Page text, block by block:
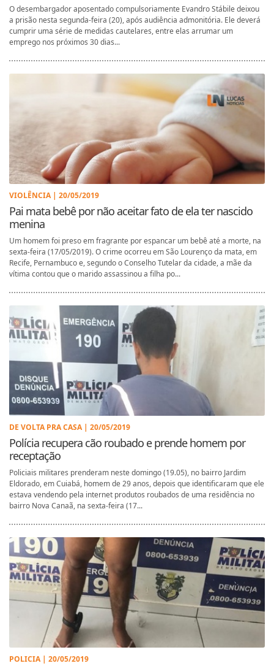
O desembargador aposentado compulsoriamente Evandro Stábile deixou
a prisão nesta segunda-feira (20), após audiência admonitória. Ele deverá
cumprir uma série de medidas cautelares, entre elas arrumar um
emprego nos próximos 30 dias...
VIOLÊNCIA | 20/05/2019
Pai mata bebê por não aceitar fato de ela ter nascido
menina
Um homem foi preso em fragrante por espancar um bebê até a morte, na
sexta-feira (17/05/2019). O crime ocorreu em São Lourenço da mata, em
Recife, Pernambuco e, segundo o Conselho Tutelar da cidade, a mãe da
vítima contou que o marido assassinou a filha po...
DE VOLTA PRA CASA | 20/05/2019
Polícia recupera cão roubado e prende homem por
receptação
Policiais militares prenderam neste domingo (19.05), no bairro Jardim
Eldorado, em Cuiabá, homem de 29 anos, depois que identificaram que ele
estava vendendo pela internet produtos roubados de uma residência no
bairro Nova Canaã, na sexta-feira (17...
POLICIA | 20/05/2019